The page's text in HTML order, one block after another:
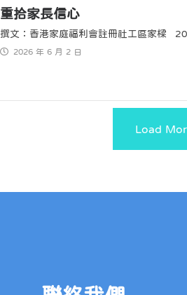
重拾家長信心
撰文：香港家庭福利會註冊社工區家樑
2026 年 6 月 2 日
Load